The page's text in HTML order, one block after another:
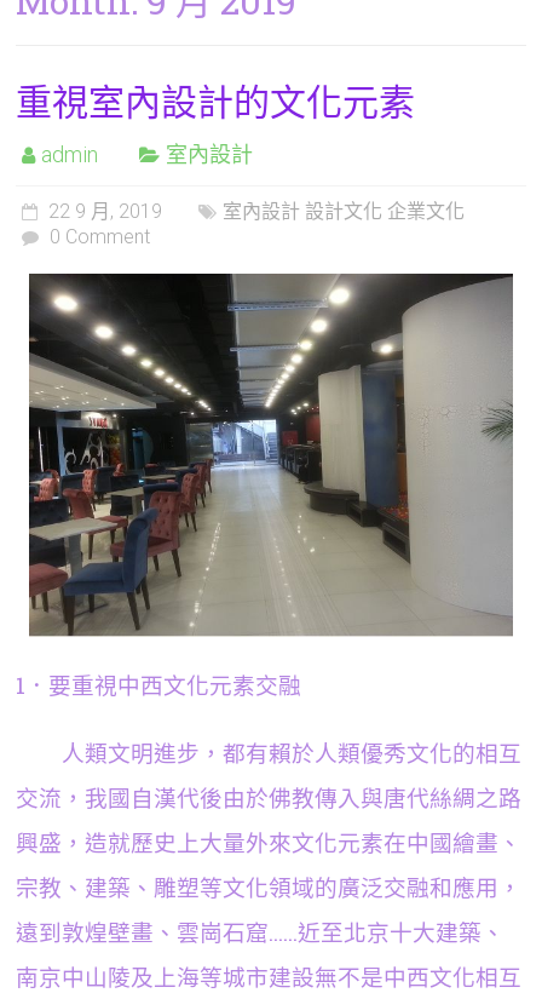
重視室內設計的文化元素
admin 室內設計
22 9 月, 2019
室內設計 設計文化 企業文化
0 Comment
1．要重視中西文化元素交融
人類文明進步，都有賴於人類優秀文化的相互
交流，我國自漢代後由於佛教傳入與唐代絲綢之路
興盛，造就歷史上大量外來文化元素在中國繪畫、
宗教、建築、雕塑等文化領域的廣泛交融和應用，
遠到敦煌壁畫、雲崗石窟……近至北京十大建築、
南京中山陵及上海等城市建設無不是中西文化相互